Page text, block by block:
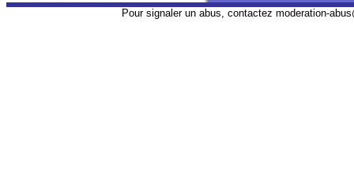
Pour signaler un abus, contactez moderation-